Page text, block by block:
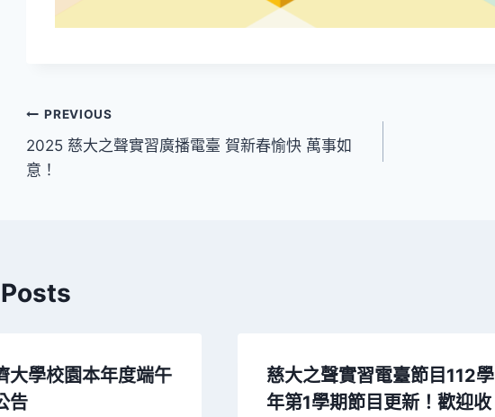
文
章
PREVIOUS
2025 慈大之聲實習廣播電臺 賀新春愉快 萬事如
意！
大學校園本年度端午
告
慈大之聲實習電臺節目112學
年第1學期節目更新！歡迎收